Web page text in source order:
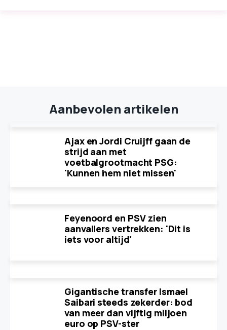
Aanbevolen artikelen
Ajax en Jordi Cruijff gaan de
strijd aan met
voetbalgrootmacht PSG:
'Kunnen hem niet missen'
Feyenoord en PSV zien
aanvallers vertrekken: 'Dit is
iets voor altijd'
Gigantische transfer Ismael
Saibari steeds zekerder: bod
van meer dan vijftig miljoen
euro op PSV-ster